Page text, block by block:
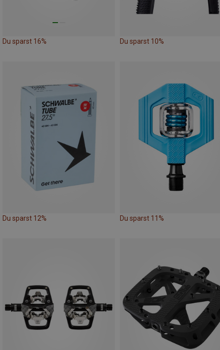
Du sparst 16% Du sparst 10%
Du sparst 12% Du sparst 11%